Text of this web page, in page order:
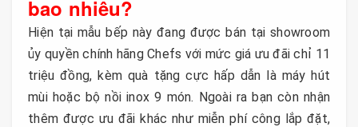
bao nhiêu?
Hiện tại mẫu bếp này đang được bán tại showroom
ủy quyền chính hãng Chefs với mức giá ưu đãi chỉ 11
triệu đồng, kèm quà tặng cực hấp dẫn là máy hút
mùi hoặc bộ nồi inox 9 món. Ngoài ra bạn còn nhận
thêm được ưu đãi khác như miễn phí công lắp đặt,